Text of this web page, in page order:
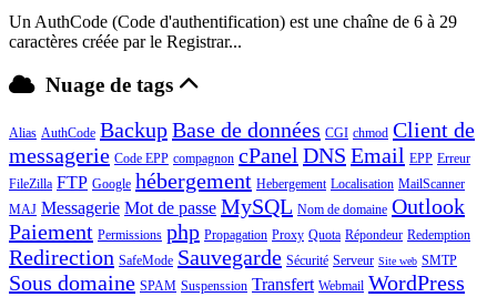
Un AuthCode (Code d'authentification) est une chaîne de 6 à 29
caractères créée par le Registrar...
Nuage de tags
Alias AuthCode BackupBase de données CGI chmod Client de
messagerie Code EPP compagnon cPanel DNS Email EPP Erreur
FileZilla FTP Google hébergement Hebergement Localisation MailScanner
MAJ Messagerie Mot de passe MySQL Nom de domaine Outlook
Paiement Permissions php Propagation Proxy Quota Répondeur Redemption
Redirection SafeMode Sauvegarde Sécurité Serveur Site web SMTP
Sous domaine SPAM Suspenssion Transfert Webmail WordPress